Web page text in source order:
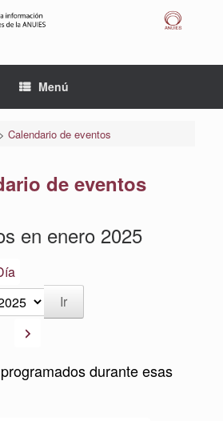
Menú
Calendario de eventos
de eventos
en enero 2025
Siguiente
durante esas